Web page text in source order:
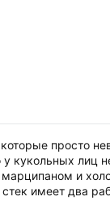
просто
кукольных лиц
марципаном и
имеет два